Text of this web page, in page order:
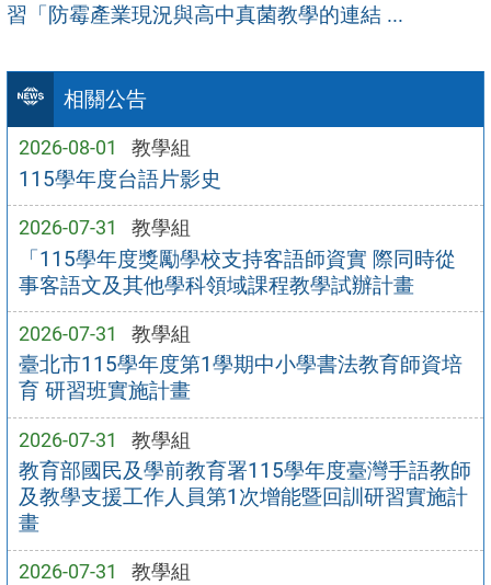
相關公告
2026-08-01 教學組
115學年度台語片影史
2026-07-31 教學組
「115學年度獎勵學校支持客語師資實 際同時從
事客語文及其他學科領域課程教學試辦計畫
2026-07-31 教學組
臺北市115學年度第1學期中小學書法教育師資培
育 研習班實施計畫
2026-07-31 教學組
教育部國民及學前教育署115學年度臺灣手語教師
及教學支援工作人員第1次增能暨回訓研習實施計
畫
2026-07-31 教學組
習「防霉產業現況與高中真菌教學的連結 ...